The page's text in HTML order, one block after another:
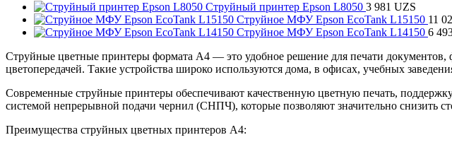
Струйный принтер Epson L8050 3 981 UZS
Струйное МФУ Epson EcoTank L15150 11
Струйное МФУ Epson EcoTank L14150 6
Струйные цветные принтеры формата A4 — это удобное решение для печати
цветопередачей. Такие устройства широко используются дома, в офисах, учебных
Современные струйные принтеры обеспечивают качественную цветную печать,
системой непрерывной подачи чернил (СНПЧ), которые позволяют значительно снизить
Преимущества струйных цветных принтеров A4: